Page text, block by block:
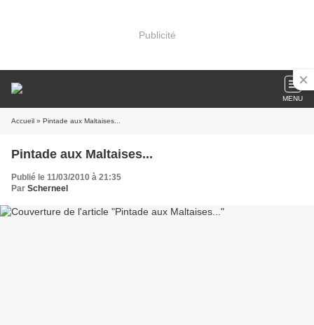
Publicité
MENU
Accueil » Pintade aux Maltaises...
Pintade aux Maltaises...
Publié le 11/03/2010 à 21:35
Par Scherneel